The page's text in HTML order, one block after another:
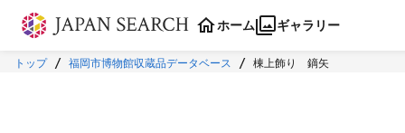
本文に飛ぶ
ホーム ギャラリー
トップ 福岡市博物館収蔵品データベース 棟上飾り 鏑矢